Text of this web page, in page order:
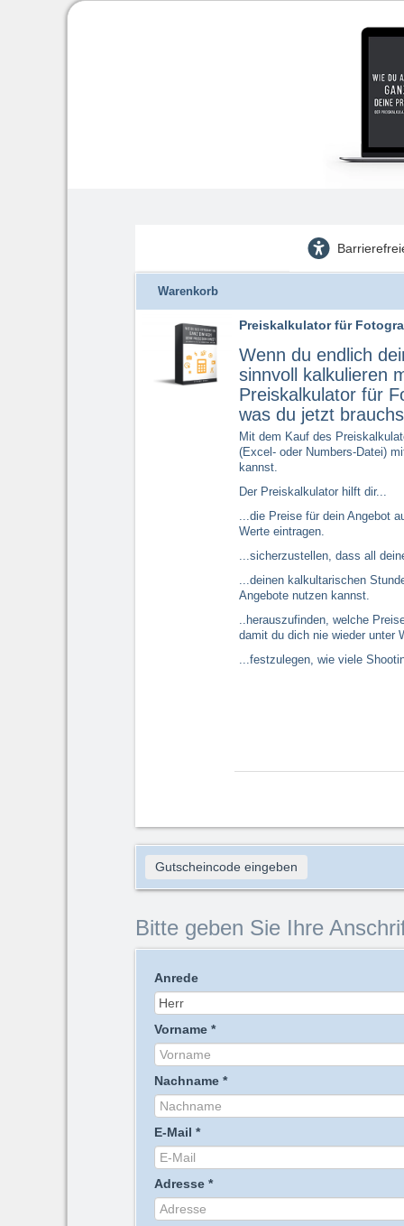
Warenkorb
Preiskalkulator für
Wenn du endlich
sinnvoll kalkulieren
Preiskalkulator für
was du jetzt
Mit dem Kauf des
(Excel- oder Numbers-Datei)
kannst.
Der Preiskalkulator hilft dir...
...die Preise für dein Angebot
Werte eintragen.
...sicherzustellen, dass all
...deinen kalkultarischen
Angebote nutzen kannst.
..herauszufinden, welche
damit du dich nie wieder unter
...festzulegen, wie viele
Gutscheincode eingeben
Bitte geben Sie Ihre
Anrede
Vorname *
Nachname *
E-Mail *
Adresse *